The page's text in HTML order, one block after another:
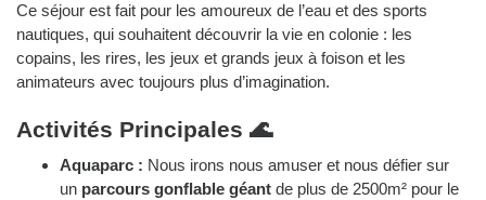
Ce séjour est fait pour les amoureux de l’eau et des sports
nautiques, qui souhaitent découvrir la vie en colonie : les
copains, les rires, les jeux et grands jeux à foison et les
animateurs avec toujours plus d’imagination.
Activités Principales 🌊
Aquaparc : Nous irons nous amuser et nous défier sur
un parcours gonflable géant de plus de 2500m² pour le